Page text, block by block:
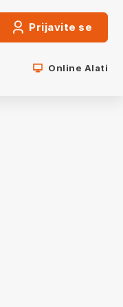
Prijavite se
Online Alati